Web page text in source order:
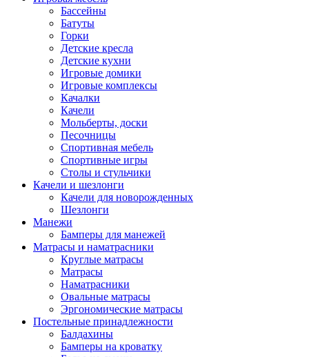
Бассейны
Батуты
Горки
Детские кресла
Детские кухни
Игровые домики
Игровые комплексы
Качалки
Качели
Мольберты, доски
Песочницы
Спортивная мебель
Спортивные игры
Столы и стульчики
Качели и шезлонги
Качели для новорожденных
Шезлонги
Манежи
Бамперы для манежей
Матрасы и наматрасники
Круглые матрасы
Матрасы
Наматрасники
Овальные матрасы
Эргономические матрасы
Постельные принадлежности
Балдахины
Бамперы на кроватку